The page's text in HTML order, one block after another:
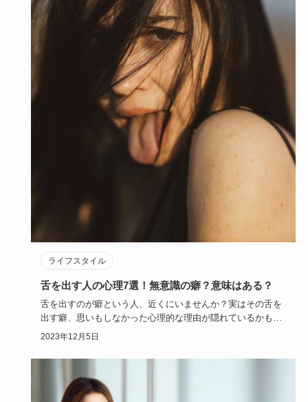
ライフスタイル
舌を出す人の心理7選！無意識の癖？意味はある？
舌を出すのが癖という人、近くにいませんか？実はその舌を
出す癖、思いもしなかった心理的な理由が隠れているかもせ
しれません。舌…
2023年12月5日